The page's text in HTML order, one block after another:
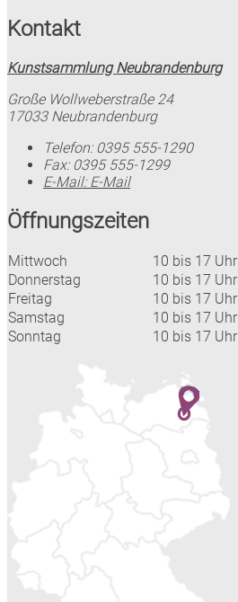
Kontakt
Kunstsammlung Neubrandenburg
Große Wollweberstraße 24
17033 Neubrandenburg
Telefon: 0395 555-1290
Fax: 0395 555-1299
E-Mail: E-Mail
Öffnungszeiten
Mittwoch
10 bis 17 Uhr
Donnerstag
10 bis 17 Uhr
Freitag
10 bis 17 Uhr
Samstag
10 bis 17 Uhr
Sonntag
10 bis 17 Uhr